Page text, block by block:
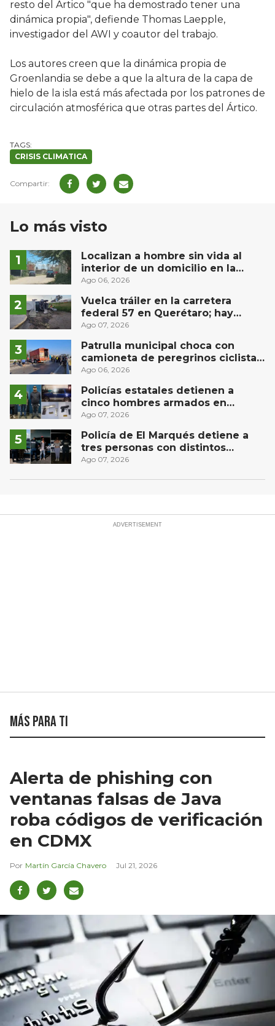
resto del Ártico "que ha demostrado tener una
dinámica propia", defiende Thomas Laepple,
investigador del AWI y coautor del trabajo.
Los autores creen que la dinámica propia de
Groenlandia se debe a que la altura de la capa de
hielo de la isla está más afectada por los patrones de
circulación atmosférica que otras partes del Ártico.
CRISIS CLIMATICA
Lo más visto
Localizan a hombre sin vida al
interior de un domicilio en la
comunidad El Rodeo, San Juan del
Ago 06, 2026
Vuelca tráiler en la carretera
federal 57 en Querétaro; hay
derrame de combustible
Ago 07, 2026
Patrulla municipal choca con
camioneta de peregrinos ciclistas
en la autopista México-Querétaro
Ago 06, 2026
Policías estatales detienen a
cinco hombres armados en
Puebla capital
Ago 07, 2026
Policía de El Marqués detiene a
tres personas con distintos
narcóticos
Ago 07, 2026
Más para ti
Alerta de phishing con
ventanas falsas de Java
roba códigos de verificación
en CDMX
Martín García Chavero Jul 21, 2026